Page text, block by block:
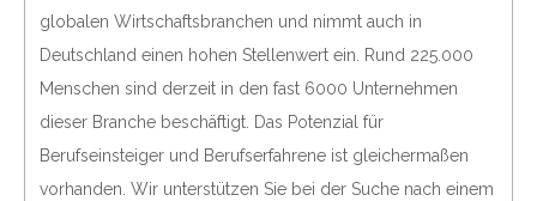
globalen Wirtschaftsbranchen und nimmt auch in
Deutschland einen hohen Stellenwert ein. Rund 225.000
Menschen sind derzeit in den fast 6000 Unternehmen
dieser Branche beschäftigt. Das Potenzial für
Berufseinsteiger und Berufserfahrene ist gleichermaßen
vorhanden. Wir unterstützen Sie bei der Suche nach einem